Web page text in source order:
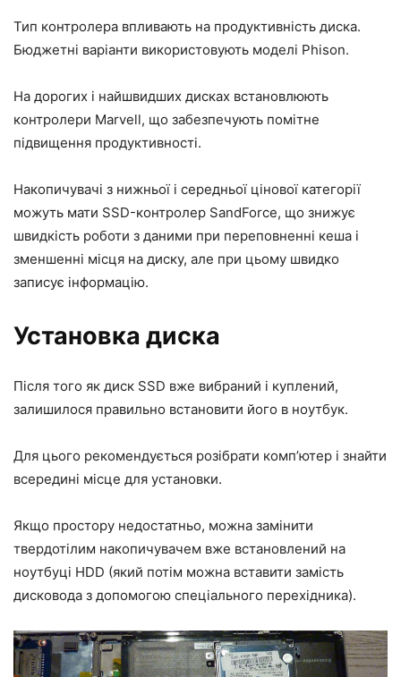
Тип контролера впливають на продуктивність диска.
Бюджетні варіанти використовують моделі Phison.
На дорогих і найшвидших дисках встановлюють
контролери Marvell, що забезпечують помітне
підвищення продуктивності.
Накопичувачі з нижньої і середньої цінової категорії
можуть мати SSD-контролер SandForce, що знижує
швидкість роботи з даними при переповненні кеша і
зменшенні місця на диску, але при цьому швидко
записує інформацію.
Установка диска
Після того як диск SSD вже вибраний і куплений,
залишилося правильно встановити його в ноутбук.
Для цього рекомендується розібрати комп’ютер і знайти
всередині місце для установки.
Якщо простору недостатньо, можна замінити
твердотілим накопичувачем вже встановлений на
ноутбуці HDD (який потім можна вставити замість
дисковода з допомогою спеціального перехідника).